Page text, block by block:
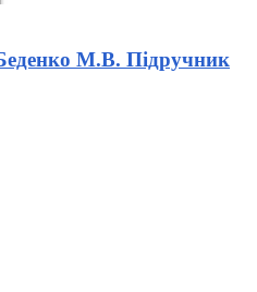
М.В. Підручник